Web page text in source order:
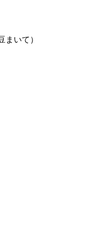
まいて）